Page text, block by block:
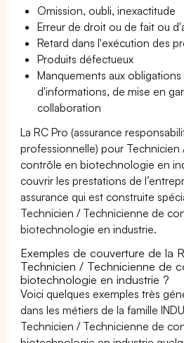
Omission, oubli, inexactitude
Erreur de droit ou de fait ou
Retard dans l'exécution des
Produits défectueux
Manquements aux
d'informations, de mise en
collaboration
La RC Pro (assurance
professionnelle) pour Technicien
contrôle en biotechnologie en
couvrir les prestations de
assurance qui est construite
Technicien / Technicienne de
biotechnologie en industrie.
Exemples de couverture de la
Technicien / Technicienne de
biotechnologie en industrie ?
Voici quelques exemples très
dans les métiers de la famille
Technicien / Technicienne de